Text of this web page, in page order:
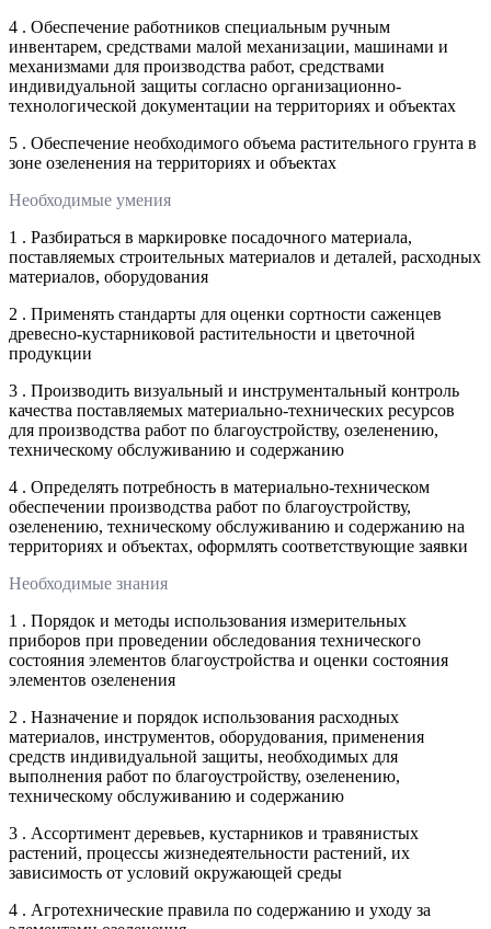
4 . Обеспечение работников специальным ручным
инвентарем, средствами малой механизации, машинами и
механизмами для производства работ, средствами
индивидуальной защиты согласно организационно-
технологической документации на территориях и объектах
5 . Обеспечение необходимого объема растительного грунта в
зоне озеленения на территориях и объектах
Необходимые умения
1 . Разбираться в маркировке посадочного материала,
поставляемых строительных материалов и деталей, расходных
материалов, оборудования
2 . Применять стандарты для оценки сортности саженцев
древесно-кустарниковой растительности и цветочной
продукции
3 . Производить визуальный и инструментальный контроль
качества поставляемых материально-технических ресурсов
для производства работ по благоустройству, озеленению,
техническому обслуживанию и содержанию
4 . Определять потребность в материально-техническом
обеспечении производства работ по благоустройству,
озеленению, техническому обслуживанию и содержанию на
территориях и объектах, оформлять соответствующие заявки
Необходимые знания
1 . Порядок и методы использования измерительных
приборов при проведении обследования технического
состояния элементов благоустройства и оценки состояния
элементов озеленения
2 . Назначение и порядок использования расходных
материалов, инструментов, оборудования, применения
средств индивидуальной защиты, необходимых для
выполнения работ по благоустройству, озеленению,
техническому обслуживанию и содержанию
3 . Ассортимент деревьев, кустарников и травянистых
растений, процессы жизнедеятельности растений, их
зависимость от условий окружающей среды
4 . Агротехнические правила по содержанию и уходу за